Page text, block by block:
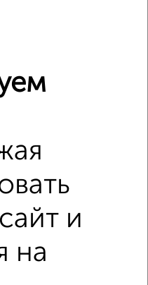
площадью ±10%
и
на